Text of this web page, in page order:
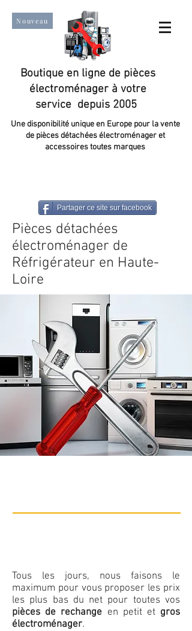
Nouveau
Boutique en ligne de pièces
électroménager à votre
service depuis 2005
Une disponibilité unique en Europe pour la vente
de pièces détachées électroménager et
accessoires toutes marques
Partager ce site sur facebook
Pièces détachées
électroménager de
Réfrigérateur en Haute-
Loire
Tous les jours, nous faisons le
maximum pour vous proposer les prix
les plus bas du net pour toutes vos
pièces de rechange en petit et gros
électroménager.